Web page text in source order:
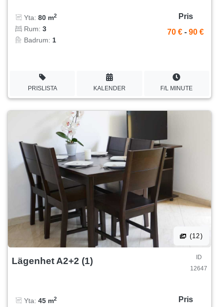
Yta: 80 m2
Rum: 3
Badrum: 1
Pris
70 € - 90 €
PRISLISTA KALENDER F/L MINUTE
(12)
Lägenhet A2+2 (1)
ID
12647
Yta: 45 m2
Pris